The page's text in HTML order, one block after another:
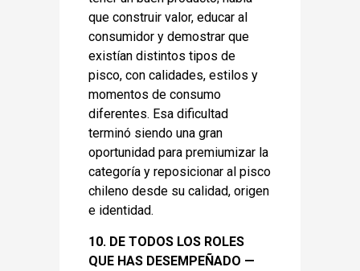
que construir valor, educar al
consumidor y demostrar que
existían distintos tipos de
pisco, con calidades, estilos y
momentos de consumo
diferentes. Esa dificultad
terminó siendo una gran
oportunidad para premiumizar la
categoría y reposicionar al pisco
chileno desde su calidad, origen
e identidad.
10. DE TODOS LOS ROLES
QUE HAS DESEMPEÑADO —